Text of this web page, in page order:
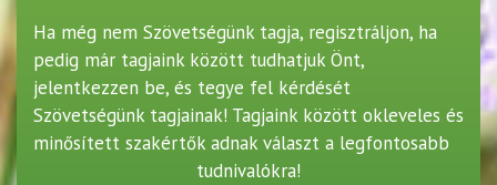
Ha még nem Szövetségünk tagja, regisztráljon, ha
pedig már tagjaink között tudhatjuk Önt,
jelentkezzen be, és tegye fel kérdését
Szövetségünk tagjainak! Tagjaink között okleveles és
minősített szakértők adnak választ a legfontosabb
tudnivalókra!